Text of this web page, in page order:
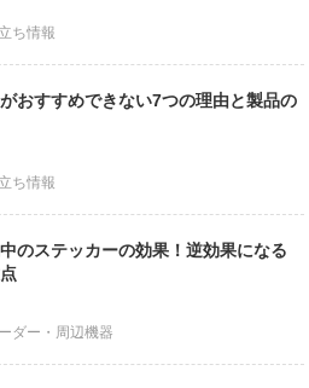
ち情報
おすすめできない7つの理由と製品の
ち情報
のステッカーの効果！逆効果になる
ダー・周辺機器